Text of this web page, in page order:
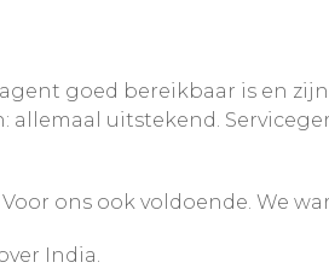
goed bereikbaar is en
uitstekend.
ons ook voldoende. We
India.